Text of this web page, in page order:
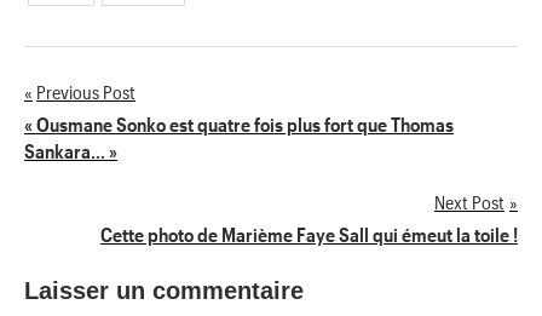
Navigation
de
Previous Post
« Ousmane Sonko est quatre fois plus fort que Thomas
Sankara… »
Next Post
Cette photo de Marième Faye Sall qui émeut la toile !
Laisser un commentaire